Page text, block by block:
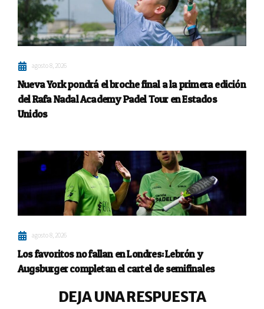
agosto 8, 2026
Nueva York pondrá el broche final a la primera edición
del Rafa Nadal Academy Padel Tour en Estados
Unidos
agosto 8, 2026
Los favoritos no fallan en Londres: Lebrón y
Augsburger completan el cartel de semifinales
DEJA UNA RESPUESTA